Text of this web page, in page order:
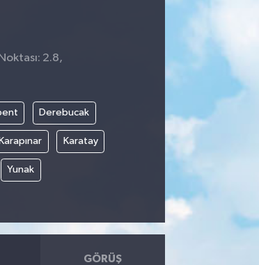
2.8,
Derebucak
Karapınar Karatay
Yunak
GÖRÜŞ